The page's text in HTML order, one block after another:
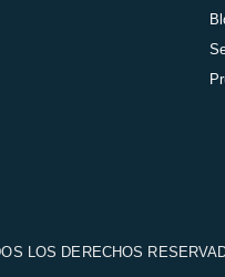
LOS DERECHOS